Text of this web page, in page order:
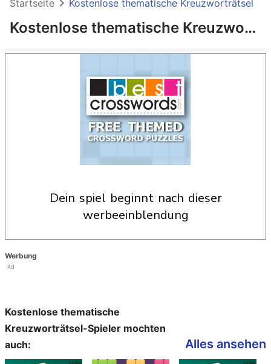
Kostenlose thematische Kreuzworträtsel
Startseite Kostenlose thematische Kreuzworträtsel
dein spiel beginnt nach dieser
werbeeinblendung
Werbung
Ad
Kostenlose thematische
Kreuzworträtsel-Spieler mochten
auch:
Alles ansehen